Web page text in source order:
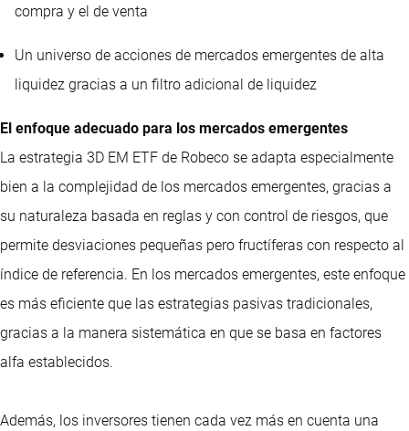
compra y el de venta
Un universo de acciones de mercados emergentes de alta
liquidez gracias a un filtro adicional de liquidez
El enfoque adecuado para los mercados emergentes
La estrategia 3D EM ETF de Robeco se adapta especialmente
bien a la complejidad de los mercados emergentes, gracias a
su naturaleza basada en reglas y con control de riesgos, que
permite desviaciones pequeñas pero fructíferas con respecto al
índice de referencia. En los mercados emergentes, este enfoque
es más eficiente que las estrategias pasivas tradicionales,
gracias a la manera sistemática en que se basa en factores
alfa establecidos.
Además, los inversores tienen cada vez más en cuenta una